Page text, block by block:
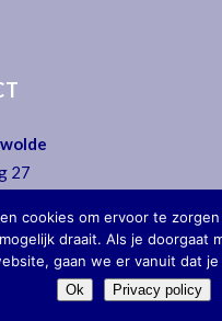
27
30 07
zuidwolde.nl
cookies om ervoor te
draait. Als je doorgaat
gaan we er vanuit dat
Ok Privacy policy